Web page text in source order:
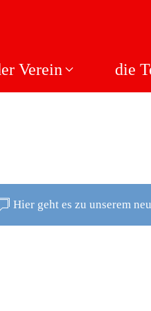
Verein die
Hier geht es zu unserem